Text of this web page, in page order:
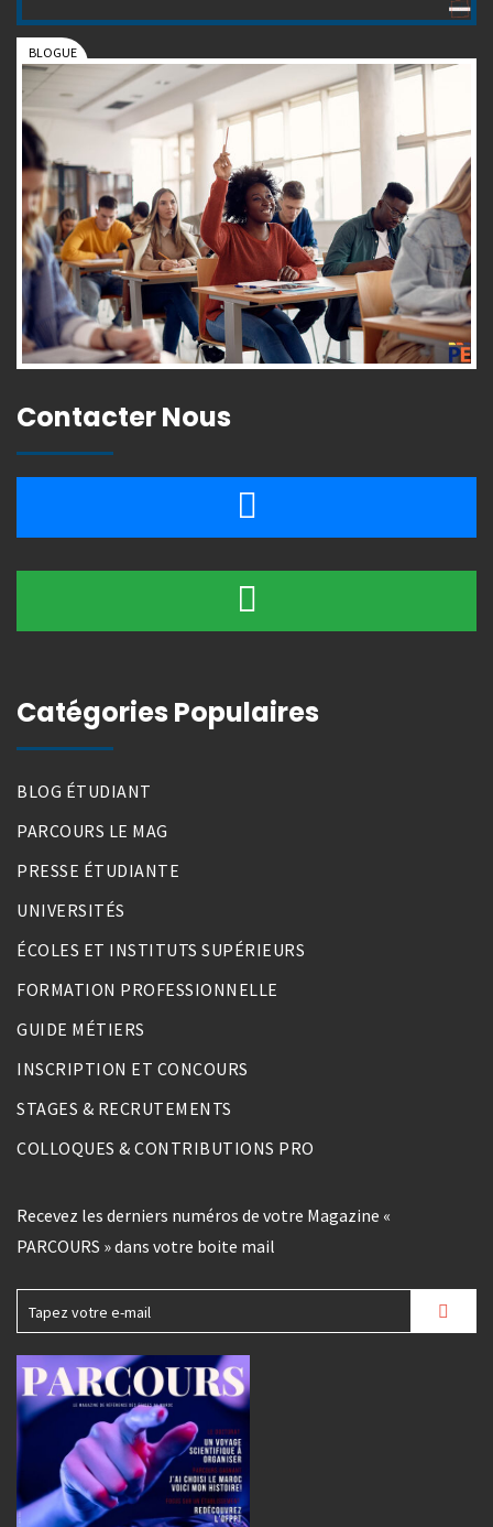
Contacter Nous
Catégories Populaires
BLOG ÉTUDIANT
PARCOURS LE MAG
PRESSE ÉTUDIANTE
UNIVERSITÉS
ÉCOLES ET INSTITUTS SUPÉRIEURS
FORMATION PROFESSIONNELLE
GUIDE MÉTIERS
INSCRIPTION ET CONCOURS
STAGES & RECRUTEMENTS
COLLOQUES & CONTRIBUTIONS PRO
Recevez les derniers numéros de votre Magazine «
PARCOURS » dans votre boite mail